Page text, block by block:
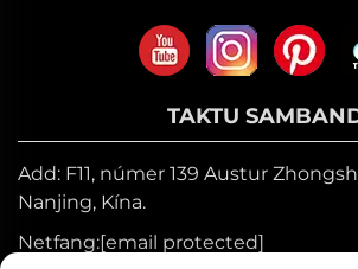
TAKTU
Add: F11, númer 139 Austur
Nanjing, Kína.
Netfang:[email protected]